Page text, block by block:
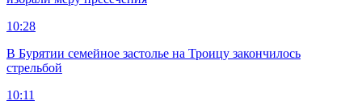
10:28
В Бурятии семейное застолье на Троицу закончилось
стрельбой
10:11